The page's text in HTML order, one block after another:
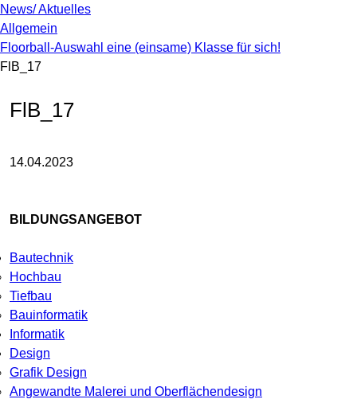
News/ Aktuelles
Allgemein
Floorball-Auswahl eine (einsame) Klasse für sich!
FlB_17
FlB_17
14.04.2023
BILDUNGSANGEBOT
Bautechnik
Hochbau
Tiefbau
Bauinformatik
Informatik
Design
Grafik Design
Angewandte Malerei und Oberflächendesign